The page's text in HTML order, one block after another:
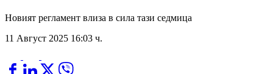
Новият регламент влиза в сила тази седмица
11 Август 2025 16:03 ч.